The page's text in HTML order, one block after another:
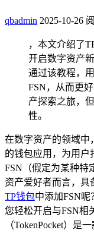
qbadmin 2025-10-26
，本文介绍了
开启数字资产
通过该教程，
FSN，从而更
产探索之旅，
性。
在数字资产的领域中
的钱包应用，为用户
FSN（假定为某种特
资产爱好者而言，具
TP钱包中添加FSN
您轻松开启与FSN相
（TokenPocket）是